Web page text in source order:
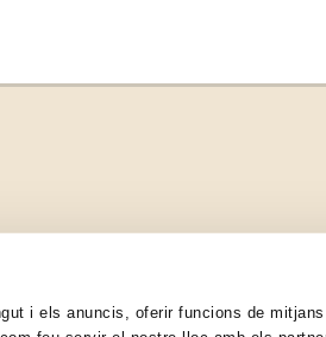
i els anuncis, oferir funcions de